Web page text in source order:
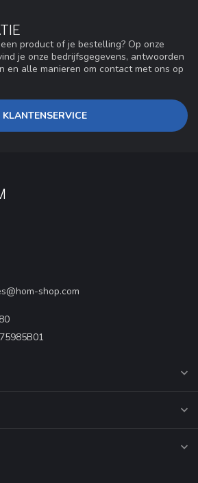
product of je bestelling? Op onze
je onze bedrijfsgegevens, antwoorden
en alle manieren om contact met ons op
KLANTENSERVICE
shop.com